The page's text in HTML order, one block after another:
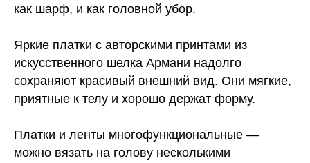
как шарф, и как головной убор.
Яркие платки с авторскими принтами из
искусственного шелка Армани надолго
сохраняют красивый внешний вид. Они мягкие,
приятные к телу и хорошо держат форму.
Платки и ленты многофункциональные —
можно вязать на голову несколькими